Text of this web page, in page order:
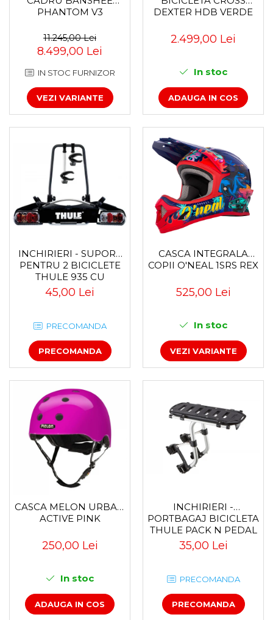
PHANTOM V3
11.245,00 Lei
8.499,00 Lei
IN STOC FURNIZOR
VEZI VARIANTE
DEXTER HDB VERDE
2.499,00 Lei
In stoc
ADAUGA IN COS
INCHIRIERI - SUPORT
PENTRU 2 BICICLETE
THULE 935 CU
PRINDERE PE
CARLIGUL DE
45,00 Lei
PRECOMANDA
PRECOMANDA
CASCA INTEGRALA
COPII O'NEAL 1SRS REX
525,00 Lei
In stoc
VEZI VARIANTE
CASCA MELON URBAN
ACTIVE PINK
250,00 Lei
In stoc
ADAUGA IN COS
INCHIRIERI -
PORTBAGAJ BICICLETA
THULE PACK N PEDAL
TOUR RACK
35,00 Lei
PRECOMANDA
PRECOMANDA